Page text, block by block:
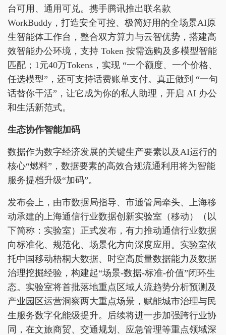
台可用、通用可兑。携手腾讯推出联名款
WorkBuddy，打造安全可控、极简好用的全场景AI原
生智能体工作台，整合双方算力与云智优势，搭建高
效智能办公环境，支持 Token 按需选购及多模型智能
匹配；1元40万Tokens，实现 “一个额度、一个价格、
任选模型”，还可支持话费账单支付。真正做到 “一句
话替你干活”，让它成为你的私人助理，开启 AI 办公
和生活新范式。
生态协作智能加码
数据作为数字经济发展的关键生产要素以及AI运行的
核心“燃料”，数据要素的高效合规流通利用将为智能
服务提档升级“加码”。
发布会上，由市数据局指导、市通管局牵头、上海移
动承建的上海通信行业数据创新实验室（移动）（以
下简称：实验室）正式发布，有力推动通信行业数据
向标准化、规范化、场景化方向深度应用。实验室依
托中国移动梧桐大数据、时空高质量数据能力及数据
治理挖掘经验，构建起“场景-数据-标准-价值”闭环生
态。实验室将首批落地重点区域人流趋势分析预测及
产业园区运营洞察两大重点场景，赋能城市治理与民
生服务数字化能级提升。后续将进一步加强跨行业协
同，在文旅商贸、交通规划、应急管理等重点领域深